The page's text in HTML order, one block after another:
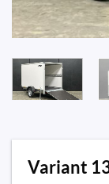
Variant